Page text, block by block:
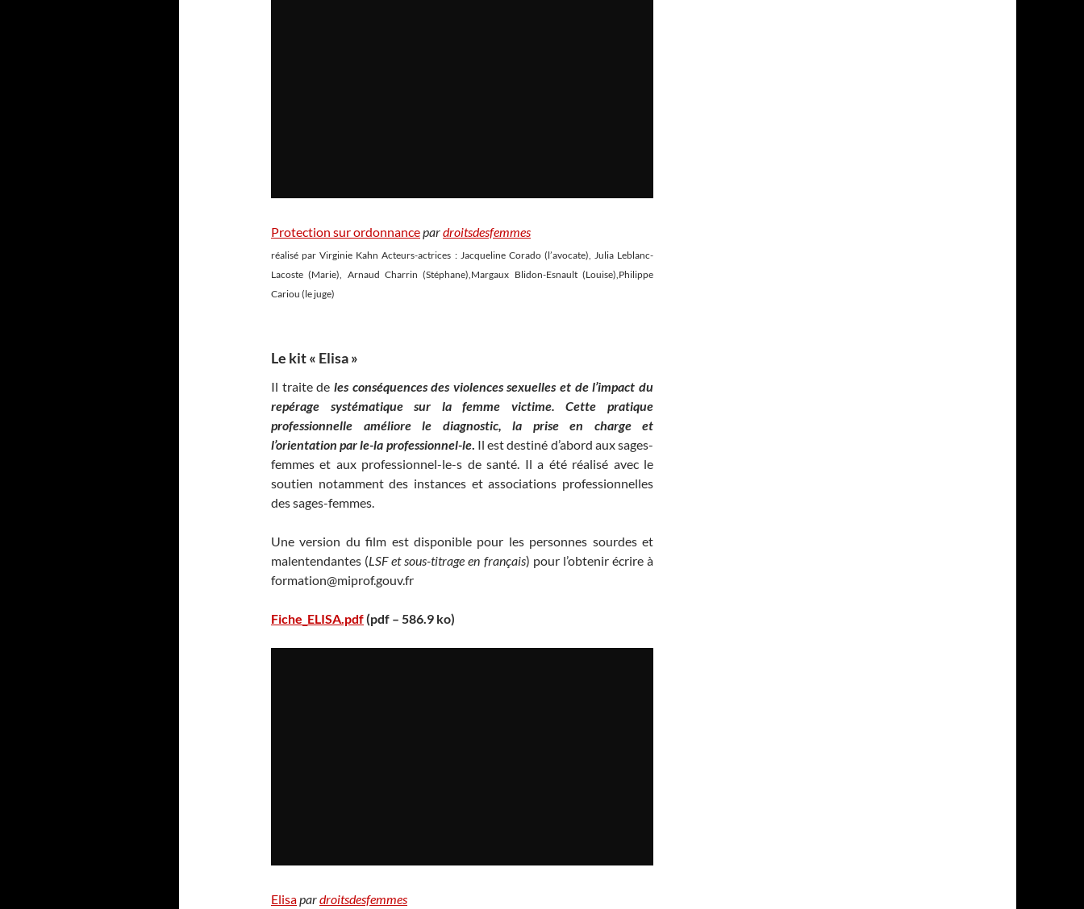
Protection sur ordonnancepardroitsdesfemmes
réalisé par Virginie Kahn Acteurs-actrices : Jacqueline Corado (l’avocate), Julia Leblanc-
Lacoste (Marie), Arnaud Charrin (Stéphane),Margaux Blidon-Esnault (Louise),Philippe
Cariou (le juge)
Le kit « Elisa »
Il traite de les conséquences des violences sexuelles et de l’impact du
repérage systématique sur la femme victime. Cette pratique
professionnelle améliore le diagnostic, la prise en charge et
l’orientation par le-la professionnel-le. Il est destiné d’abord aux sages-
femmes et aux professionnel-le-s de santé. Il a été réalisé avec le
soutien notamment des instances et associations professionnelles
des sages-femmes.
Une version du film est disponible pour les personnes sourdes et
malentendantes (LSF et sous-titrage en français) pour l’obtenir écrire à
formation@miprof.gouv.fr
Fiche_ELISA.pdf(pdf – 586.9 ko)
Elisapardroitsdesfemmes